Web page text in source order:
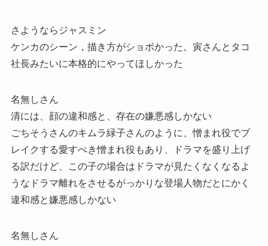
さようならジャスミン
ケンカのシーン，描き方がショボかった。寅さんとタコ
社長みたいに本格的にやってほしかった
名無しさん
清には、顔の違和感と、存在の嫌悪感しかない
ごちそうさんのキムラ緑子さんのように、憎まれ役でブ
レイクする愛すべき憎まれ役もあり、ドラマを盛り上げ
る訳だけど、この子の場合はドラマが見たくなくなるよ
うなドラマ離れをさせるがっかりな登場人物だとにかく
違和感と嫌悪感しかない
名無しさん